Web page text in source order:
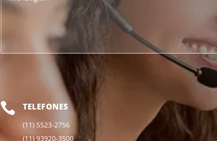
 TELEFONES
(11) 5523-2756
(11) 93920-3500